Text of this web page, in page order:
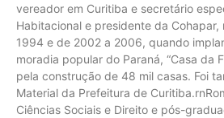
vereador em Curitiba e secretário
Habitacional e presidente da Cohapar,
1994 e de 2002 a 2006, quando
moradia popular do Paraná, “Casa da
pela construção de 48 mil casas. Foi
Material da Prefeitura de
Ciências Sociais e Direito e pós-